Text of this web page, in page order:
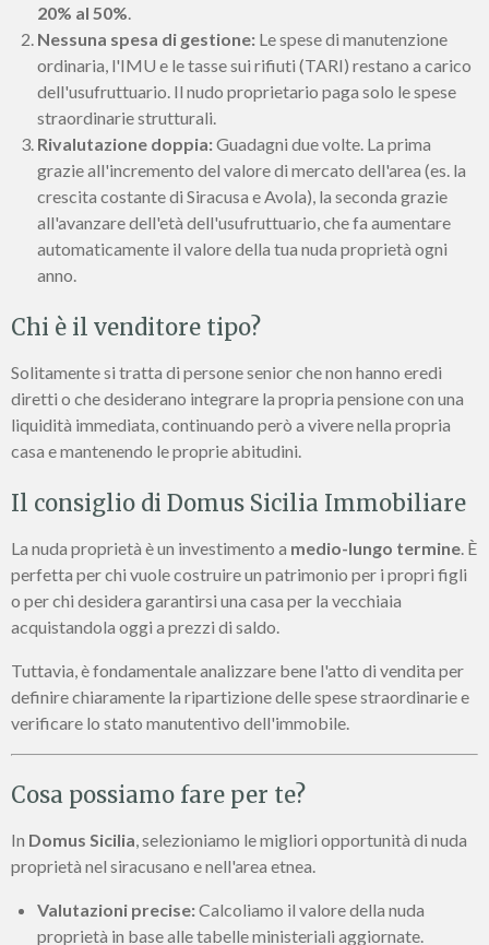
20% al 50%
Nessuna spesa di gestione: Le spese di manutenzione
ordinaria, l'IMU e le tasse sui rifiuti (TARI) restano a carico
dell'usufruttuario. Il nudo proprietario paga solo le spese
straordinarie strutturali.
Rivalutazione doppia:Guadagni due volte. La prima
grazie all'incremento del valore di mercato dell'area (es. la
crescita costante di Siracusa e Avola), la seconda grazie
all'avanzare dell'età dell'usufruttuario, che fa aumentare
automaticamente il valore della tua nuda proprietà ogni
anno.
Chi è il venditore tipo?
Solitamente si tratta di persone senior che non hanno eredi
diretti o che desiderano integrare la propria pensione con una
liquidità immediata, continuando però a vivere nella propria
casa e mantenendo le proprie abitudini.
Il consiglio di Domus Sicilia Immobiliare
La nuda proprietà è un investimento a medio-lungo termine . È
perfetta per chi vuole costruire un patrimonio per i propri figli
o per chi desidera garantirsi una casa per la vecchiaia
acquistandola oggi a prezzi di saldo.
Tuttavia, è fondamentale analizzare bene l'atto di vendita per
definire chiaramente la ripartizione delle spese straordinarie e
verificare lo stato manutentivo dell'immobile.
Cosa possiamo fare per te?
In Domus Sicilia , selezioniamo le migliori opportunità di nuda
proprietà nel siracusano e nell'area etnea.
Valutazioni precise:Calcoliamo il valore della nuda
proprietà in base alle tabelle ministeriali aggiornate.